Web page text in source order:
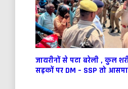
जायरीनों से पटा बरेली , कुल
सड़कों पर DM – SSP तो